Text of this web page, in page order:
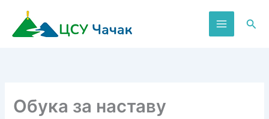
садржај
Обука за наставу